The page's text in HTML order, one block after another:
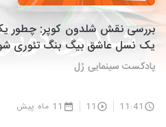
بررسی نقش شلدون کوپر: چطور
یک نسل عاشق بیگ بنگ تئوری
پادکست سینمایی رُل
11:41
11 11 ماه پیش